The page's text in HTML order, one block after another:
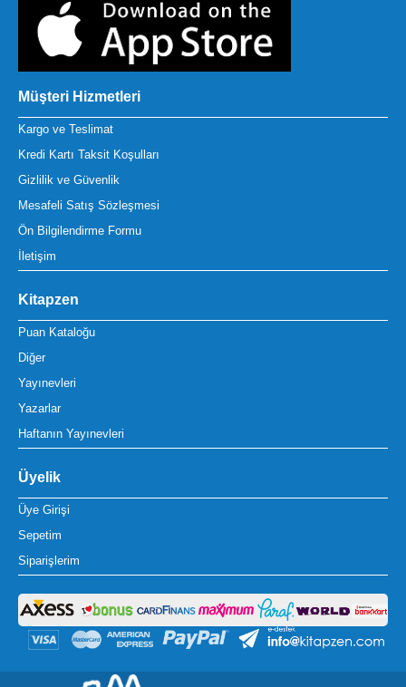
Müşteri Hizmetleri
Kargo ve Teslimat
Kredi Kartı Taksit Koşulları
Gizlilik ve Güvenlik
Mesafeli Satış Sözleşmesi
Ön Bilgilendirme Formu
İletişim
Kitapzen
Puan Kataloğu
Diğer
Yayınevleri
Yazarlar
Haftanın Yayınevleri
Üyelik
Üye Girişi
Sepetim
Siparişlerim